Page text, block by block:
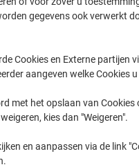
2071 Printer
gegevens ook verwerkt
Cookies en Externe partijen
aangeven welke Cookies
met het opslaan van Cookies
kies dan "Weigeren".
en aanpassen via de link